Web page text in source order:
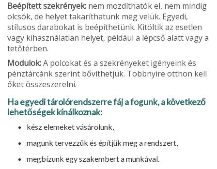
Beépített szekrények: nem mozdíthatók el, nem mindig
olcsók, de helyet takarítha­tunk meg velük. Egyedi,
stílusos darabokat is beépíthetünk. Kitöltik az esetlen
vagy kihasználatlan helyet, például a lépcső alatt vagy a
tetőtérben.
Modulok:A polcokat és a szekrényeket igényeink és
pénztárcánk szerint bővíthet­jük. Többnyire otthon kell
őket összesze­relni.
Ha egyedi tárolórendszerre fáj a fogunk, a következő
lehetőségek kínálkoznak:
kész elemeket vásárolunk,
magunk tervezzük és építjük meg a rendszert,
megbízunk egy szakembert a munkával.